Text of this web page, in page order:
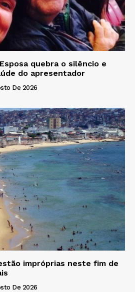
quebra o silêncio e
do apresentador
De 2026
impróprias neste fim de
De 2026